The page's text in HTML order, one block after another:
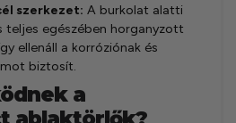
szerkezet: A burkolat alatti
teljes egészében horganyzott
ellenáll a korróziónak és
biztosít.
a